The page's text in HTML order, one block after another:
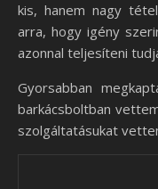
kis, hanem nagy
arra, hogy igény
azonnal teljesíteni
Gyorsabban
barkácsboltban
szolgáltatásukat